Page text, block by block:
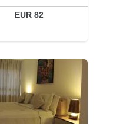
EUR 82
Réserver
6 avis